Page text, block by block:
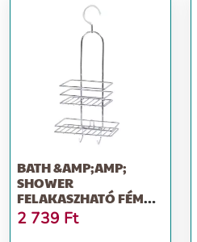
BATH &AMP;AMP;
SHOWER
FELAKASZHATÓ FÉM
FÜRDŐSZOBAI TÁROLÓ
2 739 Ft